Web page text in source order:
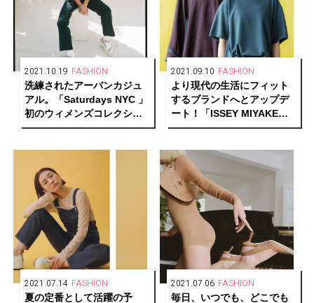
2021.10.19 FASHION
洗練されたアーバンカジュ
アル。「Saturdays NYC 」
初のウィメンズコレクショ
ンが誕生！
2021.09.10 FASHION
より現代の生活にフィット
するブランドへとアップデ
ート！「ISSEY MIYAKE」
の新生「HaaT」が特別展示
大阪にて開催中。
2021.07.14 FASHION
夏の定番として活躍の予
2021.07.06 FASHION
毎日、いつでも、どこでも